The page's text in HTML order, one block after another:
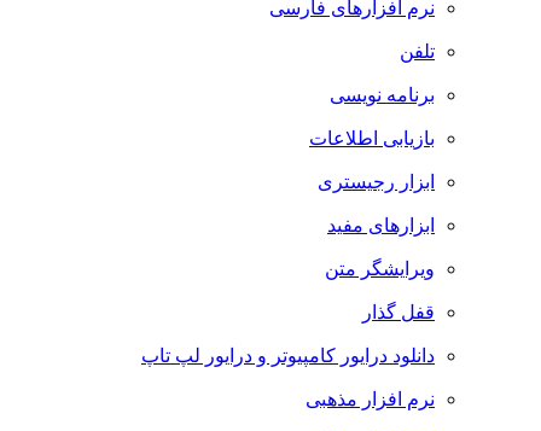
نرم افزارهای فارسی
تلفن
برنامه نویسی
بازیابی اطلاعات
ابزار رجیستری
ابزارهای مفید
ویرایشگر متن
قفل گذار
دانلود درایور کامپیوتر و درایور لپ تاپ
نرم افزار مذهبی